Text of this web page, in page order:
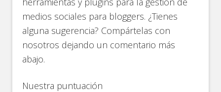
medios sociales para bloggers. ¿Tienes
alguna sugerencia? Compártelas con
nosotros dejando un comentario más
abajo.
Nuestra puntuación